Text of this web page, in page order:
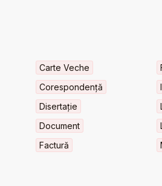
Carte Veche
Corespondență
Disertație
Document
Factură